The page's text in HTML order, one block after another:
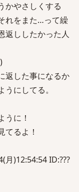
かやさしくする
れをまた…って繰
返ししたかった人
返した事になるか
にしてる。
うに！
てるよ！
)12:54:54 ID:???